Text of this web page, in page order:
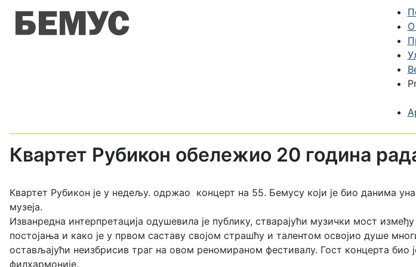
Квартет Рубикон обележио 20 година
Квартет Рубикон је у недељу. одржао концерт на 55. Бемусу који је био данима
музеја.
Изванредна интерпретација одушевила је публику, стварајући музички мост
постојања и како је у првом саставу својом страшћу и талентом освојио душе
остављајући неизбрисив траг на овом реномираном фестивалу. Гост концерта
филхармоније.